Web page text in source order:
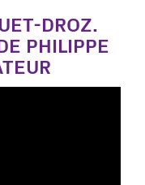
DROZ.
PHILIPPE